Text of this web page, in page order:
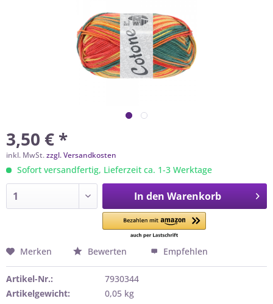
3,50 € *
inkl. MwSt.zzgl. Versandkosten
Sofort versandfertig, Lieferzeit ca. 1-3 Werktage
In den Warenkorb
Merken Bewerten Empfehlen
Artikel-Nr.:
7930344
Artikelgewicht:
0,05 kg